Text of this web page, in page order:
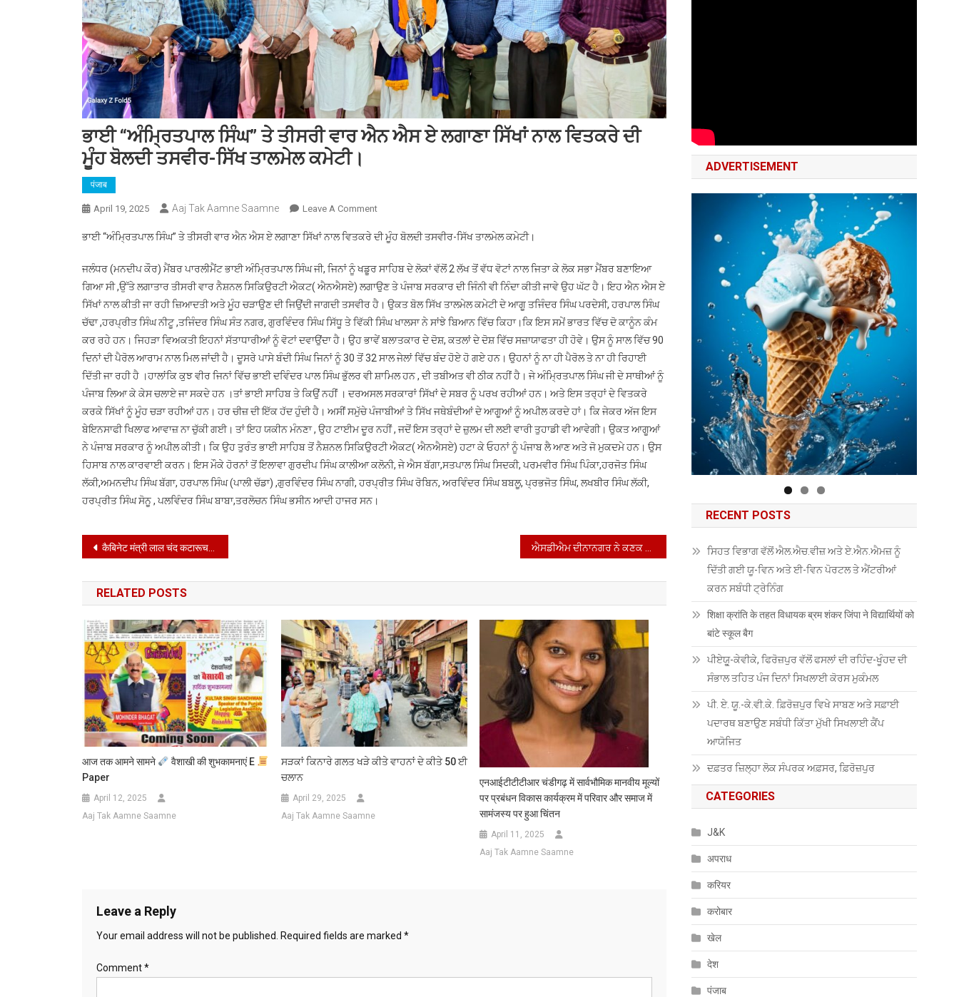
ਭਾਈ “ਅੰਮ੍ਰਿਤਪਾਲ ਸਿੰਘ” ਤੇ ਤੀਸਰੀ ਵਾਰ ਐਨ ਐਸ ਏ ਲਗਾਣਾ ਸਿੱਖਾਂ ਨਾਲ ਵਿਤਕਰੇ ਦੀ
ਮੂੰਹ ਬੋਲਦੀ ਤਸਵੀਰ-ਸਿੱਖ ਤਾਲਮੇਲ ਕਮੇਟੀ।
पंजाब
April 19, 2025 Aaj Tak Aamne Saamne Leave A CommentOn
“ਅੰਮ੍ਰਿਤਪਾਲ
ਤੇ
ਤੀਸਰੀ
ਵਾਰ
ਐਨ
ਐਸ
ਏ
ਲਗਾਣਾ
ਸਿੱਖਾਂ
ਨਾਲ
ਵਿਤਕਰੇ
ਮੂੰਹ
ਬੋਲਦੀ
ਤਸਵੀਰ-
ਸਿੱਖ
ਭਾਈ “ਅੰਮ੍ਰਿਤਪਾਲ ਸਿੰਘ” ਤੇ ਤੀਸਰੀ ਵਾਰ ਐਨ ਐਸ ਏ ਲਗਾਣਾ ਸਿੱਖਾਂ ਨਾਲ ਵਿਤਕਰੇ ਦੀ ਮੂੰਹ ਬੋਲਦੀ ਤਸਵੀਰ-ਸਿੱਖ ਤਾਲਮੇਲ ਕਮੇਟੀ।
ਜਲੰਧਰ (ਮਨਦੀਪ ਕੌਰ) ਮੈਂਬਰ ਪਾਰਲੀਮੈਂਟ ਭਾਈ ਅੰਮ੍ਰਿਤਪਾਲ ਸਿੰਘ ਜੀ, ਜਿਨਾਂ ਨੂੰ ਖਡੂਰ ਸਾਹਿਬ ਦੇ ਲੋਕਾਂ ਵੱਲੋਂ 2 ਲੱਖ ਤੋਂ ਵੱਧ ਵੋਟਾਂ ਨਾਲ ਜਿਤਾ ਕੇ ਲੋਕ ਸਭਾ ਮੈਂਬਰ ਬਣਾਇਆ
ਗਿਆ ਸੀ ,ਉੱਤੇ ਲਗਾਤਾਰ ਤੀਸਰੀ ਵਾਰ ਨੈਸ਼ਨਲ ਸਿਕਿਉਰਟੀ ਐਕਟ( ਐਨਐਸਏ) ਲਗਾਉਣ ਤੇ ਪੰਜਾਬ ਸਰਕਾਰ ਦੀ ਜਿੰਨੀ ਵੀ ਨਿੰਦਾ ਕੀਤੀ ਜਾਵੇ ਉਹ ਘੱਟ ਹੈ। ਇਹ ਐਨ ਐਸ ਏ
ਸਿੱਖਾਂ ਨਾਲ ਕੀਤੀ ਜਾ ਰਹੀ ਜ਼ਿਆਦਤੀ ਅਤੇ ਮੂੰਹ ਚੜਾਉਣ ਦੀ ਜਿਉਂਦੀ ਜਾਗਦੀ ਤਸਵੀਰ ਹੈ। ਉਕਤ ਬੋਲ ਸਿੱਖ ਤਾਲਮੇਲ ਕਮੇਟੀ ਦੇ ਆਗੂ ਤਜਿੰਦਰ ਸਿੰਘ ਪਰਦੇਸੀ, ਹਰਪਾਲ ਸਿੰਘ
ਚੱਢਾ ,ਹਰਪ੍ਰੀਤ ਸਿੰਘ ਨੀਟੂ ,ਤਜਿੰਦਰ ਸਿੰਘ ਸੰਤ ਨਗਰ, ਗੁਰਵਿੰਦਰ ਸਿੰਘ ਸਿੱਧੂ ਤੇ ਵਿੱਕੀ ਸਿੰਘ ਖਾਲਸਾ ਨੇ ਸਾਂਝੇ ਬਿਆਨ ਵਿੱਚ ਕਿਹਾ।ਕਿ ਇਸ ਸਮੇਂ ਭਾਰਤ ਵਿੱਚ ਦੋ ਕਾਨੂੰਨ ਕੰਮ
ਕਰ ਰਹੇ ਹਨ। ਜਿਹੜਾ ਵਿਅਕਤੀ ਇਹਨਾਂ ਸੱਤਾਧਾਰੀਆਂ ਨੂੰ ਵੋਟਾਂ ਦਵਾਉਂਦਾ ਹੈ। ਉਹ ਭਾਵੇਂ ਬਲਾਤਕਾਰ ਦੇ ਦੋਸ਼, ਕਤਲਾਂ ਦੇ ਦੋਸ਼ ਵਿੱਚ ਸਜ਼ਾਯਾਫਤਾ ਹੀ ਹੋਵੇ। ਉਸ ਨੂੰ ਸਾਲ ਵਿੱਚ 90
ਦਿਨਾਂ ਦੀ ਪੈਰੋਲ ਆਰਾਮ ਨਾਲ ਮਿਲ ਜਾਂਦੀ ਹੈ। ਦੂਸਰੇ ਪਾਸੇ ਬੰਦੀ ਸਿੰਘ ਜਿਨਾਂ ਨੂੰ 30 ਤੋਂ 32 ਸਾਲ ਜੇਲਾਂ ਵਿੱਚ ਬੰਦ ਹੋਏ ਹੋ ਗਏ ਹਨ। ਉਹਨਾਂ ਨੂੰ ਨਾ ਹੀ ਪੈਰੋਲ ਤੇ ਨਾ ਹੀ ਰਿਹਾਈ
ਦਿੱਤੀ ਜਾ ਰਹੀ ਹੈ ।ਹਾਲਾਂਕਿ ਕੁਝ ਵੀਰ ਜਿਨਾਂ ਵਿੱਚ ਭਾਈ ਦਵਿੰਦਰ ਪਾਲ ਸਿੰਘ ਭੁੱਲਰ ਵੀ ਸ਼ਾਮਿਲ ਹਨ , ਦੀ ਤਬੀਅਤ ਵੀ ਠੀਕ ਨਹੀਂ ਹੈ। ਜੇ ਅੰਮ੍ਰਿਤਪਾਲ ਸਿੰਘ ਜੀ ਦੇ ਸਾਥੀਆਂ ਨੂੰ
ਪੰਜਾਬ ਲਿਆ ਕੇ ਕੇਸ ਚਲਾਏ ਜਾ ਸਕਦੇ ਹਨ ।ਤਾਂ ਭਾਈ ਸਾਹਿਬ ਤੇ ਕਿਉਂ ਨਹੀਂ । ਦਰਅਸਲ ਸਰਕਾਰਾਂ ਸਿੱਖਾਂ ਦੇ ਸਬਰ ਨੂੰ ਪਰਖ ਰਹੀਆਂ ਹਨ। ਅਤੇ ਇਸ ਤਰ੍ਹਾਂ ਦੇ ਵਿਤਕਰੇ
ਕਰਕੇ ਸਿੱਖਾਂ ਨੂੰ ਮੂੰਹ ਚੜਾ ਰਹੀਆਂ ਹਨ। ਹਰ ਚੀਜ਼ ਦੀ ਇੱਕ ਹੱਦ ਹੁੰਦੀ ਹੈ। ਅਸੀਂ ਸਮੁੱਚੇ ਪੰਜਾਬੀਆਂ ਤੇ ਸਿੱਖ ਜਥੇਬੰਦੀਆਂ ਦੇ ਆਗੂਆਂ ਨੂੰ ਅਪੀਲ ਕਰਦੇ ਹਾਂ। ਕਿ ਜੇਕਰ ਅੱਜ ਇਸ
ਬੇਇਨਸਾਫੀ ਖਿਲਾਫ ਆਵਾਜ਼ ਨਾ ਚੁੱਕੀ ਗਈ। ਤਾਂ ਇਹ ਯਕੀਨ ਮੰਨਣਾ , ਉਹ ਟਾਈਮ ਦੂਰ ਨਹੀਂ , ਜਦੋਂ ਇਸ ਤਰ੍ਹਾਂ ਦੇ ਜ਼ੁਲਮ ਦੀ ਲਈ ਵਾਰੀ ਤੁਹਾਡੀ ਵੀ ਆਵੇਗੀ। ਉਕਤ ਆਗੂਆਂ
ਨੇ ਪੰਜਾਬ ਸਰਕਾਰ ਨੂੰ ਅਪੀਲ ਕੀਤੀ। ਕਿ ਉਹ ਤੁਰੰਤ ਭਾਈ ਸਾਹਿਬ ਤੋਂ ਨੈਸ਼ਨਲ ਸਿਕਿਉਰਟੀ ਐਕਟ( ਐਨਐਸਏ) ਹਟਾ ਕੇ ਓਹਨਾਂ ਨੂੰ ਪੰਜਾਬ ਲੈ ਆਣ ਅਤੇ ਜੋ ਮੁਕਦਮੇ ਹਨ। ਉਸ
ਹਿਸਾਬ ਨਾਲ ਕਾਰਵਾਈ ਕਰਨ। ਇਸ ਮੌਕੇ ਹੋਰਨਾਂ ਤੋਂ ਇਲਾਵਾ ਗੁਰਦੀਪ ਸਿੰਘ ਕਾਲੀਆ ਕਲੋਨੀ, ਜੇ ਐਸ ਬੱਗਾ,ਸਤਪਾਲ ਸਿੰਘ ਸਿਦਕੀ, ਪਰਮਵੀਰ ਸਿੰਘ ਪਿੰਕਾ,ਹਰਜੋਤ ਸਿੰਘ
ਲੱਕੀ,ਅਮਨਦੀਪ ਸਿੰਘ ਬੱਗਾ, ਹਰਪਾਲ ਸਿੰਘ (ਪਾਲੀ ਚੱਡਾ) ,ਗੁਰਵਿੰਦਰ ਸਿੰਘ ਨਾਗੀ, ਹਰਪ੍ਰੀਤ ਸਿੰਘ ਰੋਬਿਨ, ਅਰਵਿੰਦਰ ਸਿੰਘ ਬਬਲੂ, ਪ੍ਰਭਜੋਤ ਸਿੰਘ, ਲਖਬੀਰ ਸਿੰਘ ਲੱਕੀ,
ਹਰਪ੍ਰੀਤ ਸਿੰਘ ਸੋਨੂ , ਪਲਵਿੰਦਰ ਸਿੰਘ ਬਾਬਾ,ਤਰਲੋਚਨ ਸਿੰਘ ਭਸੀਨ ਆਦੀ ਹਾਜਰ ਸਨ।
Post
navigation
कैबिनेट मंत्री लाल चंद कटारूचक ने किया तलवाड़ा में ‘नेचर अवेयरनेस कैंप’ का शिलान्यास
RELATED POSTS
आज तक आमने सामने
वैशाखी की शुभकामनाएं E
Paper
April 12, 2025
Aaj Tak Aamne Saamne
ਸੜਕਾਂ ਕਿਨਾਰੇ ਗਲਤ ਖੜੇ ਕੀਤੇ ਵਾਹਨਾਂ ਦੇ ਕੀਤੇ 50 ਈ
ਚਲਾਨ
April 29, 2025
Aaj Tak Aamne Saamne
एनआईटीटीटीआर चंडीगढ़ में सार्वभौमिक मानवीय मूल्यों
पर प्रबंधन विकास कार्यक्रम में परिवार और समाज में
सामंजस्य पर हुआ चिंतन
April 11, 2025
Aaj Tak Aamne Saamne
Leave a Reply
Your email address will not be published. Required fields are marked *
Comment*
ADVERTISEMENT
RECENT POSTS
ਸਿਹਤ ਵਿਭਾਗ ਵੱਲੋਂ ਐਲ.ਐਚ.ਵੀਜ਼ ਅਤੇ ਏ.ਐਨ.ਐਮਜ਼ ਨੂੰ
ਦਿੱਤੀ ਗਈ ਯੂ-ਵਿਨ ਅਤੇ ਈ-ਵਿਨ ਪੋਰਟਲ ਤੇ ਐਂਟਰੀਆਂ
ਕਰਨ ਸਬੰਧੀ ਟ੍ਰੇਨਿੰਗ
शिक्षा क्रांति के तहत विधायक ब्रम शंकर जिंपा ने विद्यार्थियों को
बांटे स्कूल बैग
ਪੀਏਯੂੑ-ਕੇਵੀਕੇ, ਫਿਰੋਜ਼ਪੁਰ ਵੱਲੋਂ ਫਸਲਾਂ ਦੀ ਰਹਿੰਦ-ਖੂੰਹਦ ਦੀ
ਸੰਭਾਲ ਤਹਿਤ ਪੰਜ ਦਿਨਾਂ ਸਿਖਲਾਈ ਕੋਰਸ ਮੁਕੰਮਲ
ਪੀ. ਏ. ਯੂ.-ਕੇ.ਵੀ.ਕੇ. ਫ਼ਿਰੋਜ਼ਪੁਰ ਵਿਖੇ ਸਾਬਣ ਅਤੇ ਸਫ਼ਾਈ
ਪਦਾਰਥ ਬਣਾਉਣ ਸਬੰਧੀ ਕਿੱਤਾ ਮੁੱਖੀ ਸਿਖਲਾਈ ਕੈਂਪ
ਆਯੋਜਿਤ
ਦਫ਼ਤਰ ਜ਼ਿਲ੍ਹਾ ਲੋਕ ਸੰਪਰਕ ਅਫ਼ਸਰ, ਫ਼ਿਰੋਜ਼ਪੁਰ
CATEGORIES
J&K
अपराध
करियर
करोबार
खेल
देश
पंजाब